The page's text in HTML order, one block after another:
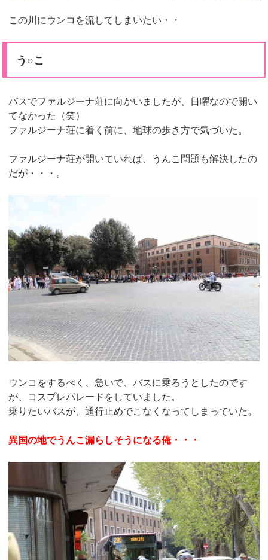
この川にウンコを流してしまいたい・・
う○こ
バスでファルジーナ荘に向かいましたが、日曜なので開い
てなかった（笑）
ファルジーナ荘に着く前に、地球の歩き方で気づいた。
ファルジーナ荘が開いていれば、うんこ問題も解決したの
だが・・・。
ウンコをするべく、急いで、バスに乗ろうとしたのです
が、コスプレパレードをしていました。
乗りたいバスが、通行止めでこなくなってしまっていた。
異国の地でうんこ漏らしそうになる俺・・・